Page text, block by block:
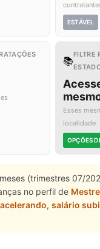
ESTÁVEL
📚
FILTRE
Esses
localidade
OPÇÕES
(trimestres 07/
no perfil de
, salário